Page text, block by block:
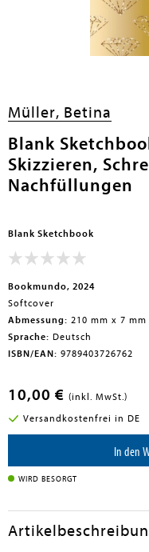
Müller, Betina
Blank
Skizzieren,
Nachfüllungen
Blank Sketchbook
Bookmundo, 2024
Softcover
Abmessung: 210 mm x 7 mm
Sprache: Deutsch
ISBN/EAN: 9789403726762
10,00 € (inkl. MwSt.)
Versandkostenfrei in DE
In den
WIRD BESORGT